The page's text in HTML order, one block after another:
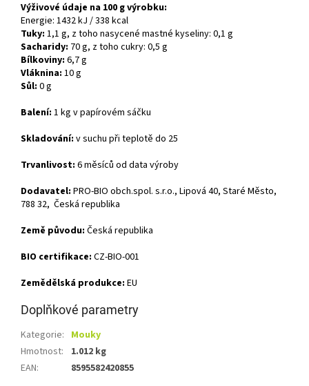
Výživové údaje na 100 g výrobku:
Energie: 1432 kJ / 338 kcal
Tuky: 1,1 g, z toho nasycené mastné kyseliny: 0,1 g
Sacharidy: 70 g, z toho cukry: 0,5 g
Bílkoviny: 6,7 g
Vláknina: 10 g
Sůl: 0 g
Balení: 1 kg v papírovém sáčku
Skladování: v suchu při teplotě do 25
Trvanlivost: 6 měsíců od data výroby
Dodavatel: PRO-BIO obch.spol. s.r.o., Lipová 40, Staré Město,
788 32, Česká republika
Země původu: Česká republika
BIO certifikace: CZ-BIO-001
Zemědělská produkce: EU
Doplňkové parametry
Kategorie: Mouky
Hmotnost:
1.012 kg
EAN: 8595582420855